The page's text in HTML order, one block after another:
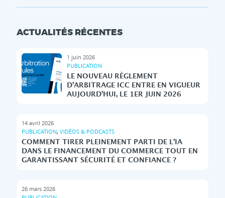
ACTUALITÉS RÉCENTES
1 juin 2026
PUBLICATION
LE NOUVEAU RÈGLEMENT
D’ARBITRAGE ICC ENTRE EN VIGUEUR
AUJOURD’HUI, LE 1ER JUIN 2026
14 avril 2026
PUBLICATION, VIDÉOS & PODCASTS
COMMENT TIRER PLEINEMENT PARTI DE L’IA
DANS LE FINANCEMENT DU COMMERCE TOUT EN
GARANTISSANT SÉCURITÉ ET CONFIANCE ?
26 mars 2026